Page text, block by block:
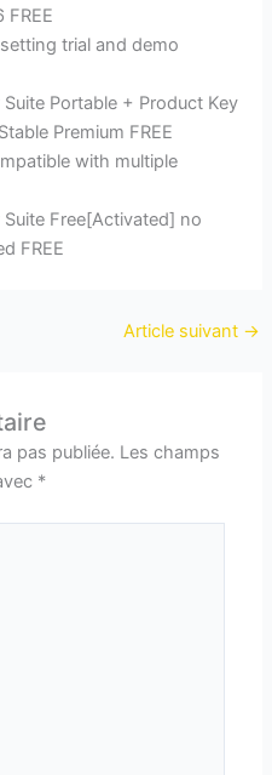
trial and demo
Portable + Product Key
Premium FREE
with multiple
Free[Activated] no
FREE
Article suivant →
pas publiée. Les champs
*